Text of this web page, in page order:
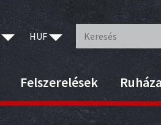
HUF
Felszerelések